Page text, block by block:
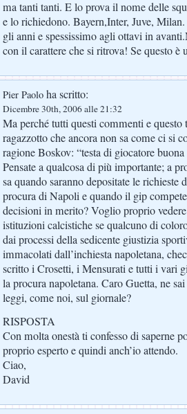
ma tanti tanti. E lo prova il nome delle
e lo richiedono. Bayern,Inter, Juve,
gli anni e spessissimo agli ottavi in
con il carattere che si ritrova! Se questo è
Pier Paolo ha scritto:
Dicembre 30th, 2006 alle 21:32
Ma perché tutti questi commenti e questo
ragazzotto che ancora non sa come ci si
ragione Boskov: “testa di giocatore
Pensate a qualcosa di più importante; a
sa quando saranno depositate le
procura di Napoli e quando il gip
decisioni in merito? Voglio proprio
istituzioni calcistiche se qualcuno di
dai processi della sedicente giustizia
immacolati dall’inchiesta napoletana,
scritto i Crosetti, i Mensurati e tutti i vari
la procura napoletana. Caro Guetta, ne
leggi, come noi, sul giornale?
RISPOSTA
Con molta onestà ti confesso di saperne
proprio esperto e quindi anch’io attendo.
Ciao,
David